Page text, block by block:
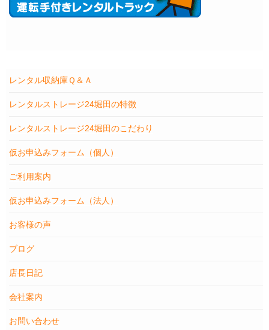
レンタル収納庫Ｑ＆Ａ
レンタルストレージ24堀田の特徴
レンタルストレージ24堀田のこだわり
仮お申込みフォーム（個人）
ご利用案内
仮お申込みフォーム（法人）
お客様の声
ブログ
店長日記
会社案内
お問い合わせ